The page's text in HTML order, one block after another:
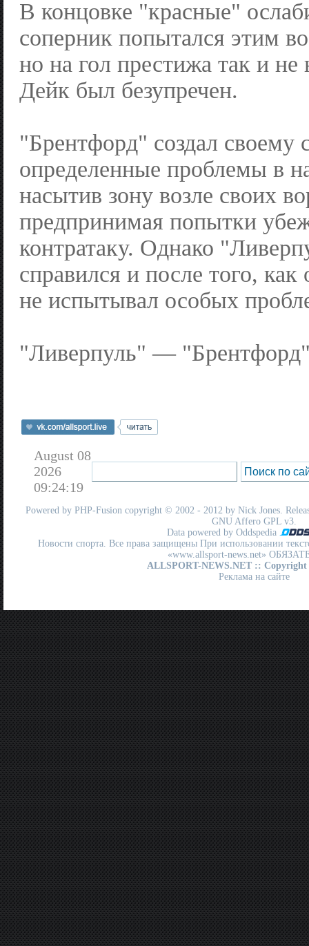
В концовке "красные"
соперник попытался этим
но на гол престижа так и
Дейк был безупречен.
"Брентфорд" создал своему
определенные проблемы в
насытив зону возле своих
предпринимая попытки
контратаку. Однако
справился и после того,
не испытывал особых
"Ливерпуль" —
August 08
2026
09:24:19
Powered by PHP-Fusion copyright © 2002 - 2012 by Nick Jones.
GNU Affero GPL v3.
Data powered by Oddspedia
Новости спорта. Все права защищены При использовании
«www.allsport-news.net»
ALLSPORT-NEWS.NET :: Copyright
Реклама на сайте